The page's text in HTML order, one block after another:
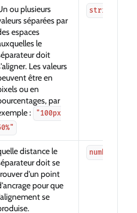
ou plusieurs
séparées par
espaces
le
doit
Les valeurs
être en
ou en
par
:
"100px
string
distance le
doit se
d'un point
pour que
se
number